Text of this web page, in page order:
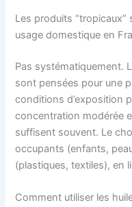
Les produits
usage domestique en
Pas systématiquement.
sont pensées pour une
conditions d’exposition
concentration modérée
suffisent souvent. Le
occupants (enfants,
(plastiques, textiles), en
Comment utiliser les